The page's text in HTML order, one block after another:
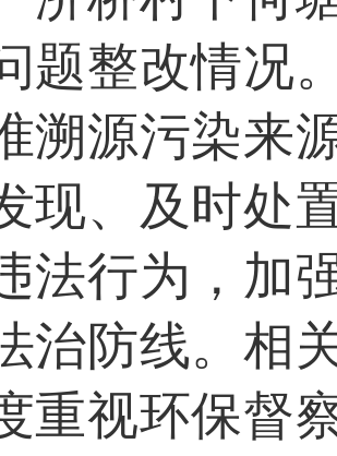
题整改情况
溯源污染来
现、及时处
法行为，加
治防线。相
重视环保督